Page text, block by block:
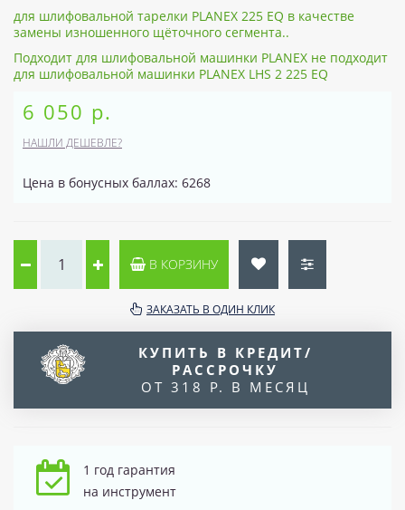
для шлифовальной тарелки PLANEX 225 EQ в качестве
замены изношенного щёточного сегмента..
Подходит для шлифовальной машинки PLANEX не подходит
для шлифовальной машинки PLANEX LHS 2 225 EQ
6 050 р.
НАШЛИ ДЕШЕВЛЕ?
Цена в бонусных баллах: 6268
В КОРЗИНУ
ЗАКАЗАТЬ В ОДИН КЛИК
КУПИТЬ В КРЕДИТ/
РАССРОЧКУ
ОТ 318 Р. В МЕСЯЦ
1 год гарантия
на инструмент